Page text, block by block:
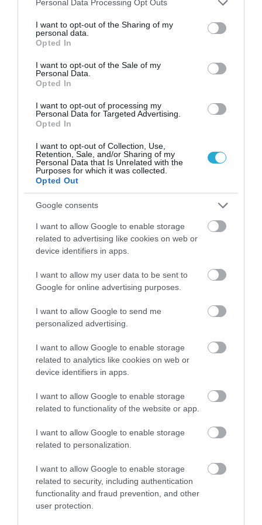
not limited to your visit or usage behaviour. You may click to
grant or deny consent to Google and its third-party tags to
use your data for below specified purposes in below Google
consent section.
Personal Data Processing Opt Outs
I want to opt-out of the Sharing of my
personal data.
Opted In
I want to opt-out of the Sale of my
Personal Data.
Opted In
I want to opt-out of processing my
Personal Data for Targeted Advertising.
Opted In
I want to opt-out of Collection, Use,
Retention, Sale, and/or Sharing of my
Personal Data that Is Unrelated with the
Purposes for which it was collected.
Opted Out
Google consents
I want to allow Google to enable storage
related to advertising like cookies on web or
device identifiers in apps.
I want to allow my user data to be sent to
Google for online advertising purposes.
I want to allow Google to send me
personalized advertising.
I want to allow Google to enable storage
related to analytics like cookies on web or
device identifiers in apps.
I want to allow Google to enable storage
related to functionality of the website or app.
I want to allow Google to enable storage
related to personalization.
I want to allow Google to enable storage
related to security, including authentication
functionality and fraud prevention, and other
user protection.
31.07.2026 15:05
Το σύμπτωμα που εμφανίζεται τη νύχτα
και μπορεί να προειδοποιεί για
καρδιοπάθεια
31.07.2026 03:06
Ιατρικά μυστήρια που έμειναν ανεξήγητα
για δεκαετίες
31.07.2026 03:05
Το πιο επικίνδυνο δωμάτιο του σπιτιού –
Εκεί που κρύβεται ο μεγαλύτερος κίνδυνος